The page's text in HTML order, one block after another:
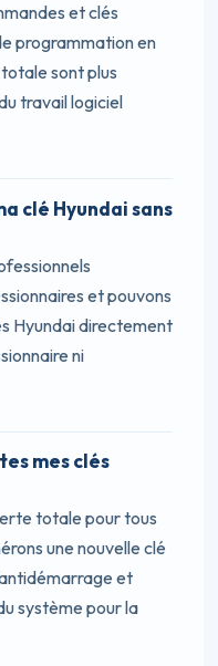
et clés
programmation en
sont plus
travail logiciel
clé Hyundai sans
et pouvons
Hyundai directement
ni
mes clés
totale pour tous
une nouvelle clé
et
système pour la